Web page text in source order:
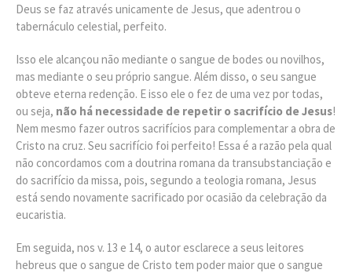
Deus se faz através unicamente de Jesus, que adentrou o
tabernáculo celestial, perfeito.
Isso ele alcançou não mediante o sangue de bodes ou novilhos,
mas mediante o seu próprio sangue. Além disso, o seu sangue
obteve eterna redenção. E isso ele o fez de uma vez por todas,
ou seja, não há necessidade de repetir o sacrifício de Jesus!
Nem mesmo fazer outros sacrifícios para complementar a obra de
Cristo na cruz. Seu sacrifício foi perfeito! Essa é a razão pela qual
não concordamos com a doutrina romana da transubstanciação e
do sacrifício da missa, pois, segundo a teologia romana, Jesus
está sendo novamente sacrificado por ocasião da celebração da
eucaristia.
Em seguida, nos v. 13 e 14, o autor esclarece a seus leitores
hebreus que o sangue de Cristo tem poder maior que o sangue